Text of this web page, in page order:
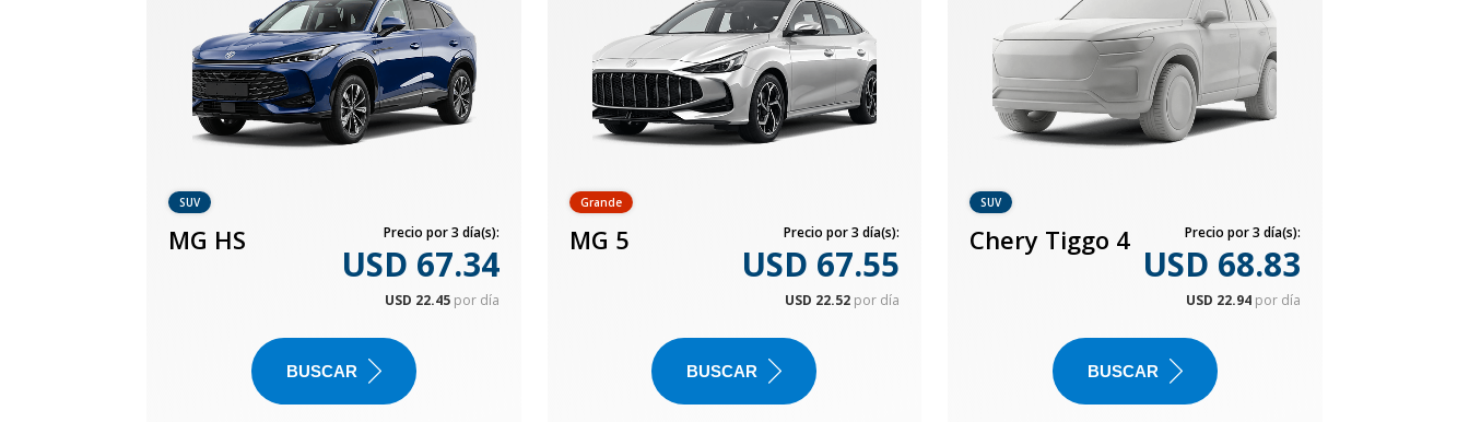
SUV
MG HS Precio por 3 día(s):
USD 67.34
USD 22.45 por día
BUSCAR
Grande
MG 5 Precio por 3 día(s):
USD 67.55
USD 22.52 por día
BUSCAR
SUV
Chery Tiggo 4 Precio por 3 día(s):
USD 68.83
USD 22.94 por día
BUSCAR